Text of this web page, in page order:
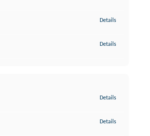
Details
Details
Details
Details